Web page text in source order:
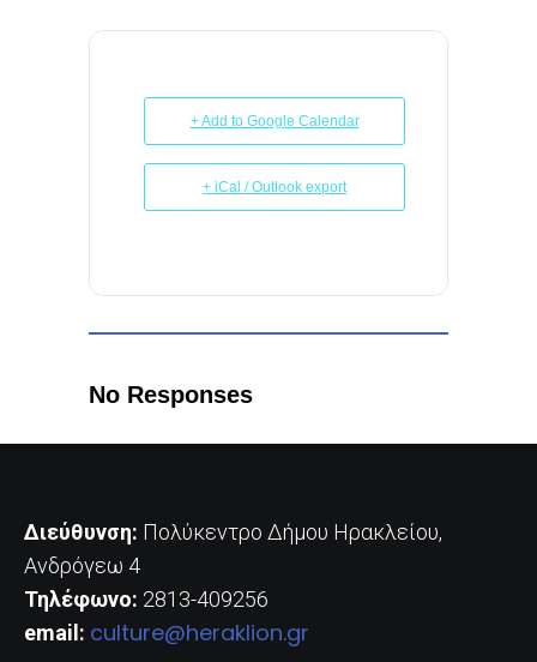
+ Add to Google Calendar
+ iCal / Outlook export
No Responses
Διεύθυνση: Πολύκεντρο Δήμου Ηρακλείου,
Ανδρόγεω 4
Τηλέφωνο: 2813-409256
email: culture@heraklion.gr